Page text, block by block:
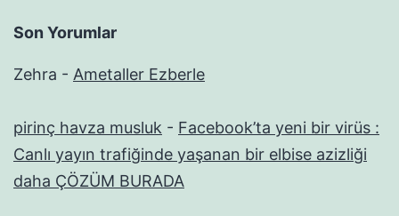
Son Yorumlar
Zehra - Ametaller Ezberle
pirinç havza musluk - Facebook’ta yeni bir virüs :
Canlı yayın trafiğinde yaşanan bir elbise azizliği
daha ÇÖZÜM BURADA